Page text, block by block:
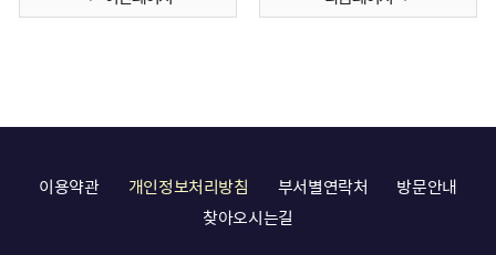
이용약관 개인정보처리방침 부서별연락처
방문안내
찾아오시는길